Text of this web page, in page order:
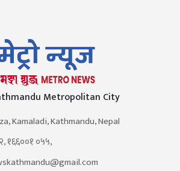
Metropolitan City
Kamaladi, Kathmandu, Nepal
१६६००१ ०५५,